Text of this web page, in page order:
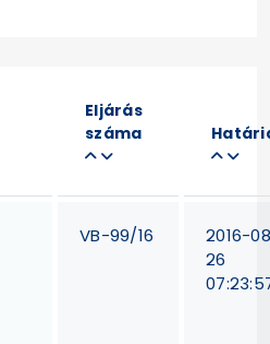
Eljárás
száma
VB-99/16
2016-
26